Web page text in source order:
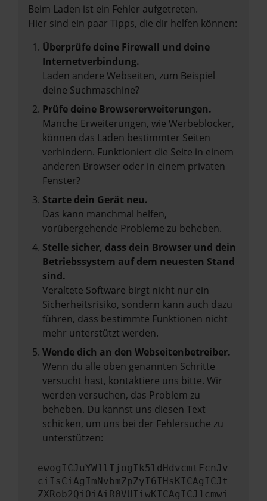
Beim Laden ist ein Fehler aufgetreten.
Hier sind ein paar Tipps, die dir helfen können:
Überprüfe deine Firewall und deine
Internetverbindung.
Laden andere Webseiten, zum Beispiel
deine Suchmaschine?
Prüfe deine Browsererweiterungen.
Manche Erweiterungen, wie Werbeblocker,
können das Laden bestimmter Seiten
verhindern. Funktioniert die Seite in einem
anderen Browser oder in einem privaten
Fenster?
Starte dein Gerät neu.
Das kann manchmal helfen,
vorübergehende Probleme zu beheben.
Stelle sicher, dass dein Browser und dein
Betriebssystem auf dem neuesten Stand
sind.
Veraltete Software birgt nicht nur ein
Sicherheitsrisiko, sondern kann auch dazu
führen, dass bestimmte Funktionen nicht
mehr unterstützt werden.
Wende dich an den Webseitenbetreiber.
Wenn du alle oben genannten Schritte
versucht hast, kontaktiere uns bitte. Wir
werden versuchen, das Problem zu
beheben. Du kannst uns diesen Text
schicken, um uns bei der Fehlersuche zu
unterstützen:
ewogICJuYW1lIjogIk5ldHdvcmtFcnJv
ciIsCiAgImNvbmZpZyI6IHsKICAgICJt
ZXRob2QiOiAiR0VUIiwKICAgICJ1cmwi